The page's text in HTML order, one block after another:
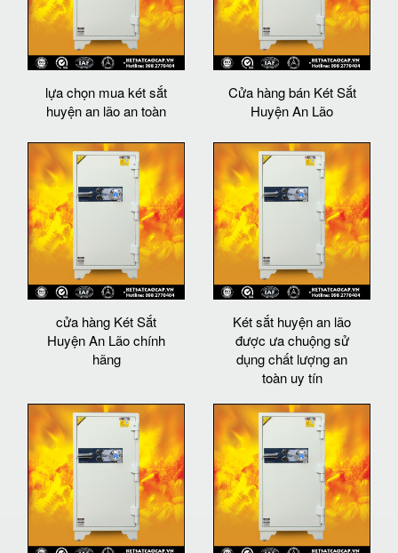
lựa chọn mua két sắt
huyện an lão an toàn
Cửa hàng bán Két Sắt
Huyện An Lão
cửa hàng Két Sắt
Huyện An Lão chính
hãng
Két sắt huyện an lão
được ưa chuộng sử
dụng chất lượng an
toàn uy tín